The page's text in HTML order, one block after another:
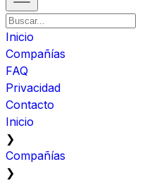
Inicio
Compañías
FAQ
Privacidad
Contacto
Inicio
❯
Compañías
❯